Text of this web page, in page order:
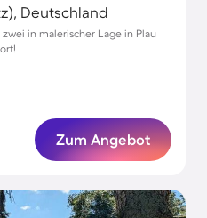
Deutschland
in malerischer Lage in Plau
Zum Angebot